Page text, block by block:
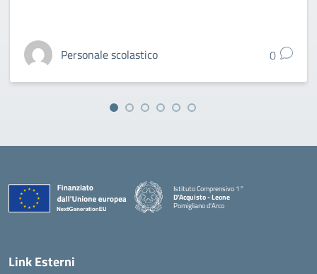
Personale scolastico 0
Istituto Comprensivo 1°
D'Acquisto - Leone
Pomigliano d'Arco
— Visita la pagina iniziale della scuola
Link Esterni